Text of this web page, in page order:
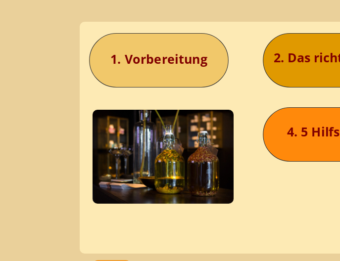
1. Vorbereitung 2. Das
4. 5